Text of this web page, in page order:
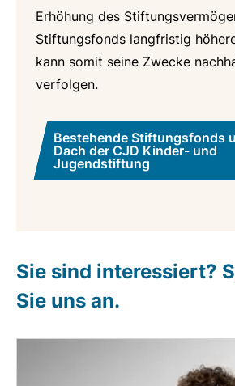
Erhöhung des
Stiftungsfonds langfristig
kann somit seine Zwecke
verfolgen.
Bestehende Stiftungsfonds
Dach der CJD Kinder- und
Jugendstiftung
Sie sind interessiert?
Sie uns an.